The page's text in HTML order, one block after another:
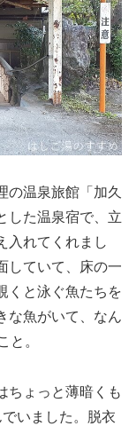
の温泉旅館「加久
した温泉宿で、立
入れてくれまし
していて、床の一
くと泳ぐ魚たちを
な魚がいて、なん
と。
ちょっと薄暗くも
いました。脱衣